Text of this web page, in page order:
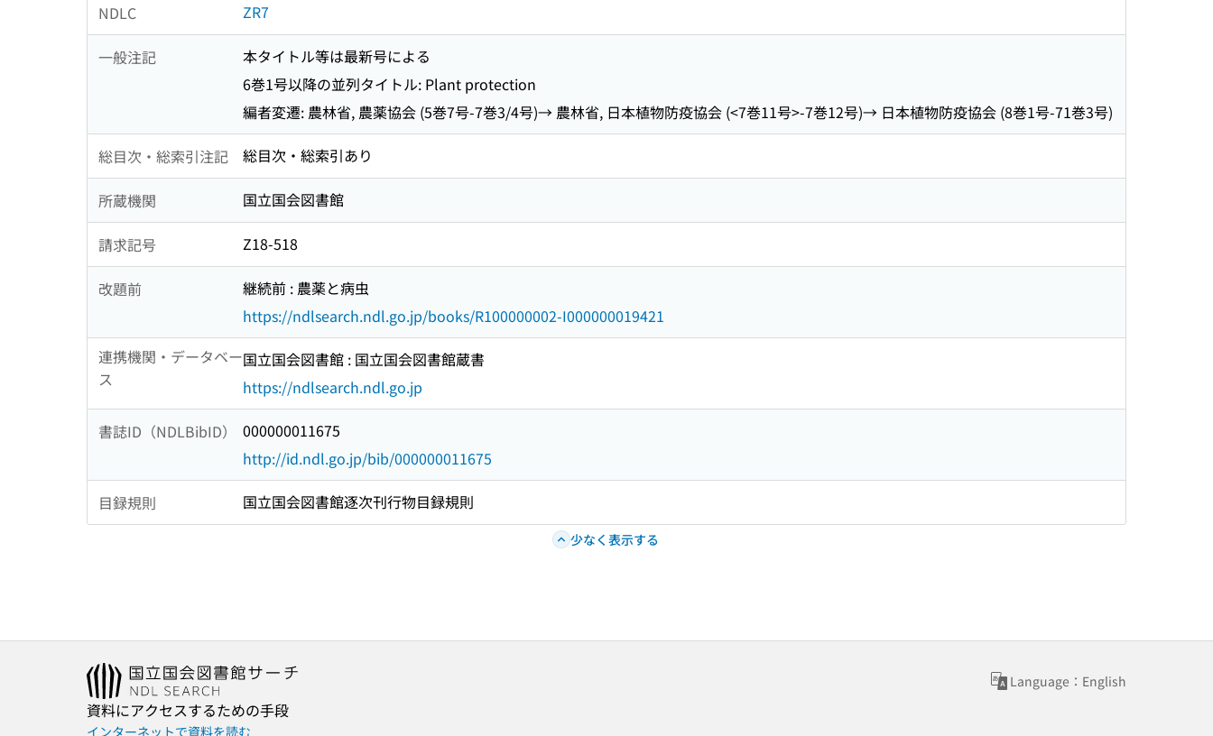
NDLC ZR7
一般注記
本タイトル等は最新号による
6巻1号以降の並列タイトル: Plant protection
編者変遷: 農林省, 農薬協会 (5巻7号-7巻3/4号)→ 農林省, 日本植物防疫協会 (<7巻11号>-7巻12号)→ 日本植物防疫協会 (8巻1号-71巻3号)
総目次・総索引注記 総目次・総索引あり
所蔵機関 国立国会図書館
請求記号 Z18-518
改題前
継続前 : 農薬と病虫
https://ndlsearch.ndl.go.jp/books/R100000002-I000000019421
連携機関・データベー
ス
国立国会図書館 : 国立国会図書館蔵書
https://ndlsearch.ndl.go.jp
書誌ID（NDLBibID）
000000011675
http://id.ndl.go.jp/bib/000000011675
目録規則 国立国会図書館逐次刊行物目録規則
少なく表示する
Language：English
資料にアクセスするための手段
インターネットで資料を読む